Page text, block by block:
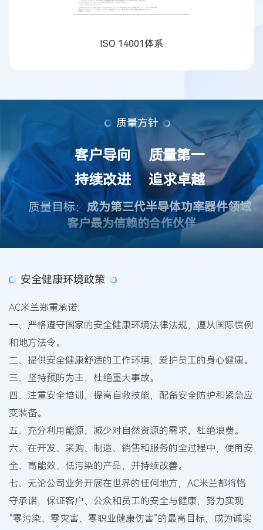
ISO 14001体系
质量方针
客户导向 质量第一
持续改进 追求卓越
质量目标：成为第三代半导体功率器件领域
客户最为信赖的合作伙伴
安全健康环境政策
AC米兰郑重承诺：
一、严格遵守国家的安全健康环境法律法规，遵从国际惯例
和地方法令。
二、提供安全健康舒适的工作环境，爱护员工的身心健康。
三、坚持预防为主，杜绝重大事故。
四、注重安全培训，提高自救技能，配备安全防护和紧急应
变装备。
五、充分利用能源，减少对自然资源的需求，杜绝浪费。
六、在开发、采购、制造、销售和服务的全过程中，使用安
全、高能效、低污染的产品，并持续改善。
七、无论公司业务开展在世界的任何地方，AC米兰都将恪
守承诺，保证客户、公众和员工的安全与健康，努力实现
“零污染、零灾害、零职业健康伤害”的最高目标，成为诚实